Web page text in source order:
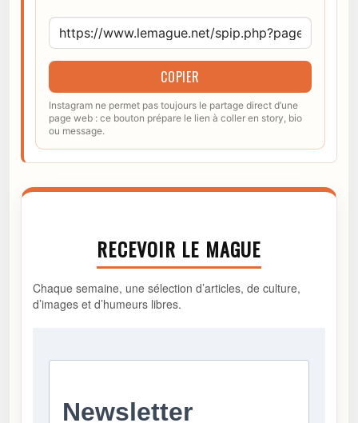
COPIER
Instagram ne permet pas toujours le partage direct d’une
page web : ce bouton prépare le lien à coller en story, bio
ou message.
RECEVOIR LE MAGUE
Chaque semaine, une sélection d’articles, de culture,
d’images et d’humeurs libres.